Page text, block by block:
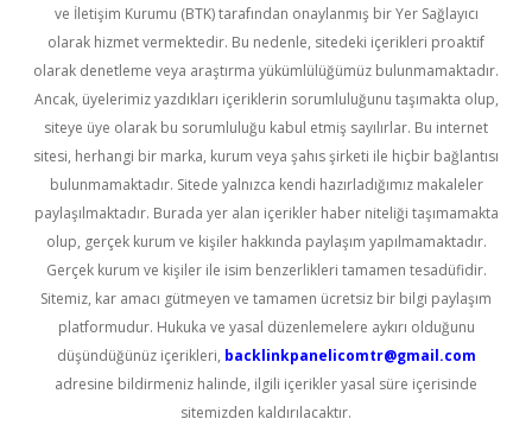
ve İletişim Kurumu (BTK) tarafından onaylanmış bir Yer Sağlayıcı
olarak hizmet vermektedir. Bu nedenle, sitedeki içerikleri proaktif
olarak denetleme veya araştırma yükümlülüğümüz bulunmamaktadır.
Ancak, üyelerimiz yazdıkları içeriklerin sorumluluğunu taşımakta olup,
siteye üye olarak bu sorumluluğu kabul etmiş sayılırlar. Bu internet
sitesi, herhangi bir marka, kurum veya şahıs şirketi ile hiçbir bağlantısı
bulunmamaktadır. Sitede yalnızca kendi hazırladığımız makaleler
paylaşılmaktadır. Burada yer alan içerikler haber niteliği taşımamakta
olup, gerçek kurum ve kişiler hakkında paylaşım yapılmamaktadır.
Gerçek kurum ve kişiler ile isim benzerlikleri tamamen tesadüfidir.
Sitemiz, kar amacı gütmeyen ve tamamen ücretsiz bir bilgi paylaşım
platformudur. Hukuka ve yasal düzenlemelere aykırı olduğunu
düşündüğünüz içerikleri, backlinkpanelicomtr@gmail.com
adresine bildirmeniz halinde, ilgili içerikler yasal süre içerisinde
sitemizden kaldırılacaktır.